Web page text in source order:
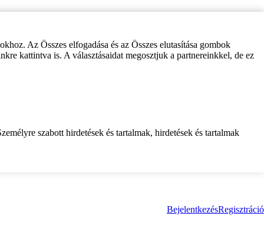
Az Összes elfogadása és az Összes elutasítása gombok
kattintva is. A választásaidat megosztjuk a partnereinkkel, de ez
szabott hirdetések és tartalmak, hirdetések és tartalmak
BejelentkezésRegisztráció